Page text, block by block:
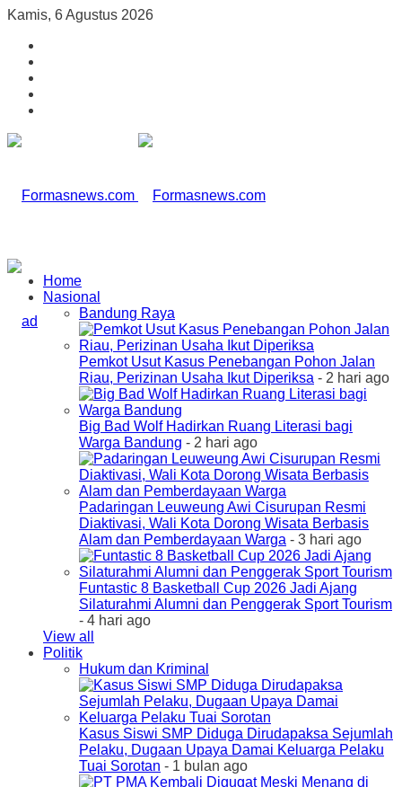
Kamis, 6 Agustus 2026
Home
Nasional
Bandung Raya
Pemkot Usut Kasus Penebangan Pohon Jalan
Riau, Perizinan Usaha Ikut Diperiksa - 2 hari ago
Big Bad Wolf Hadirkan Ruang Literasi bagi
Warga Bandung - 2 hari ago
Padaringan Leuweung Awi Cisurupan Resmi
Diaktivasi, Wali Kota Dorong Wisata Berbasis
Alam dan Pemberdayaan Warga - 3 hari ago
Funtastic 8 Basketball Cup 2026 Jadi Ajang
Silaturahmi Alumni dan Penggerak Sport Tourism
- 4 hari ago
View all
Politik
Hukum dan Kriminal
Kasus Siswi SMP Diduga Dirudapaksa Sejumlah
Pelaku, Dugaan Upaya Damai Keluarga Pelaku
Tuai Sorotan - 1 bulan ago